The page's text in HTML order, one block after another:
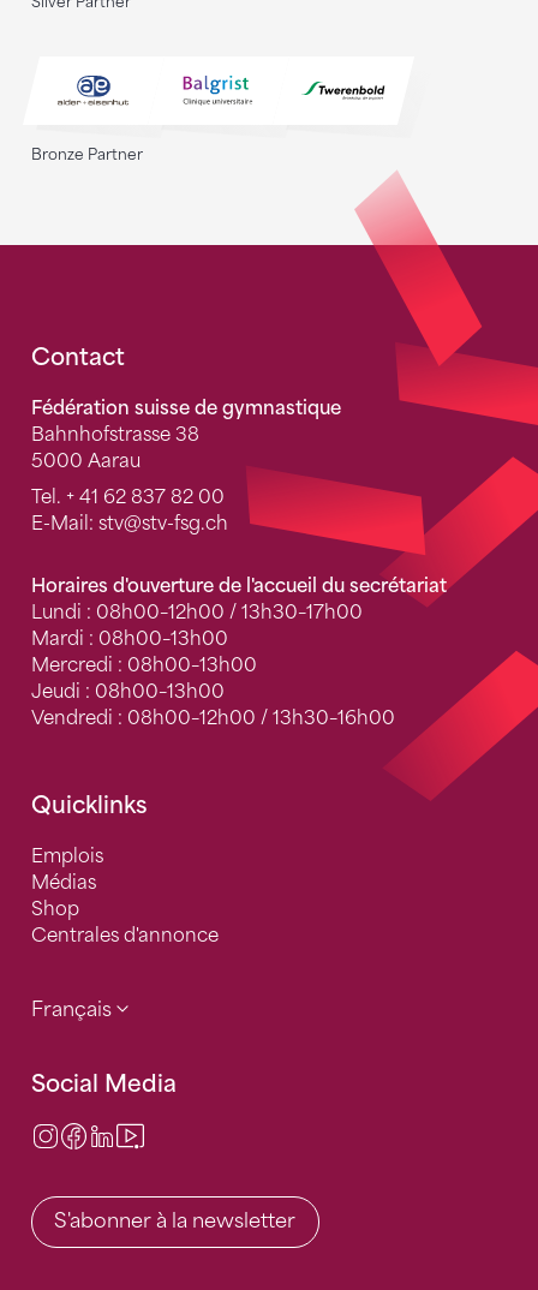
Bronze Partner
Fusszeile
Contact
Fédération suisse de gymnastique
Bahnhofstrasse 38
5000 Aarau
Tel. + 41 62 837 82 00
E-Mail: stv@stv-fsg.ch
Horaires d'ouverture de l'accueil du secrétariat
Lundi : 08h00–12h00 / 13h30–17h00
Mardi : 08h00–13h00
Mercredi : 08h00–13h00
Jeudi : 08h00–13h00
Vendredi : 08h00–12h00 / 13h30–16h00
Quicklinks
Emplois
Médias
Shop
Centrales d'annonce
Français
Social Media
Instagram
Facebook
LinkedIn
S'abonner à la newsletter